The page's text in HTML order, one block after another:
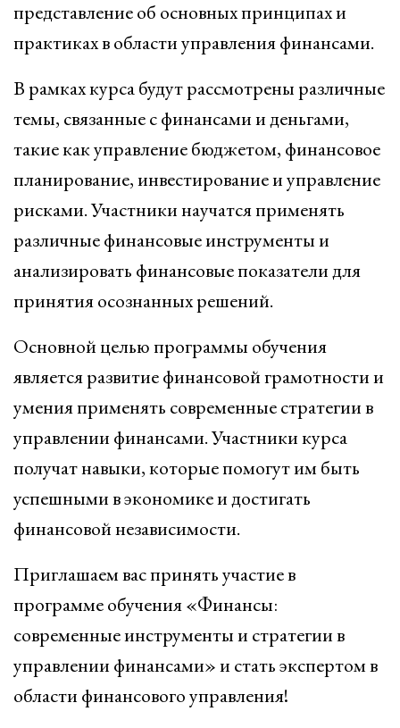
представление об основных принципах и
практиках в области управления финансами.
В рамках курса будут рассмотрены различные
темы, связанные с финансами и деньгами,
такие как управление бюджетом, финансовое
планирование, инвестирование и управление
рисками. Участники научатся применять
различные финансовые инструменты и
анализировать финансовые показатели для
принятия осознанных решений.
Основной целью программы обучения
является развитие финансовой грамотности и
умения применять современные стратегии в
управлении финансами. Участники курса
получат навыки, которые помогут им быть
успешными в экономике и достигать
финансовой независимости.
Приглашаем вас принять участие в
программе обучения «Финансы:
современные инструменты и стратегии в
управлении финансами» и стать экспертом в
области финансового управления!